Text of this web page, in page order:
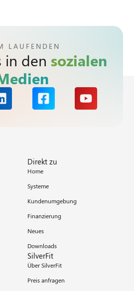
LAUFENDEN
in den sozialen
Direkt zu
Home
Systeme
Kundenumgebung
Finanzierung
Neues
Downloads
SilverFit
Über SilverFit
Preis anfragen